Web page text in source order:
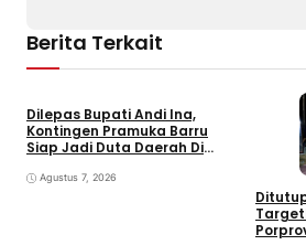
Berita Terkait
Dilepas Bupati Andi Ina,
Kontingen Pramuka Barru
Siap Jadi Duta Daerah Di
Agustus 7, 2026